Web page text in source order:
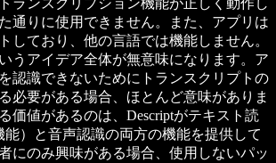
ランスクリプション機能が正しく動作し
通りに使用できません。また、アプリは
しており、他の言語では機能しません。
うアイデア全体が無意味になります。ア
認識できないためにトランスクリプトの
必要がある場合、ほとんど意味がありま
価値があるのは、Descriptがテキスト読
能）と音声認識の両方の機能を提供して
にのみ興味がある場合、使用しないパッ